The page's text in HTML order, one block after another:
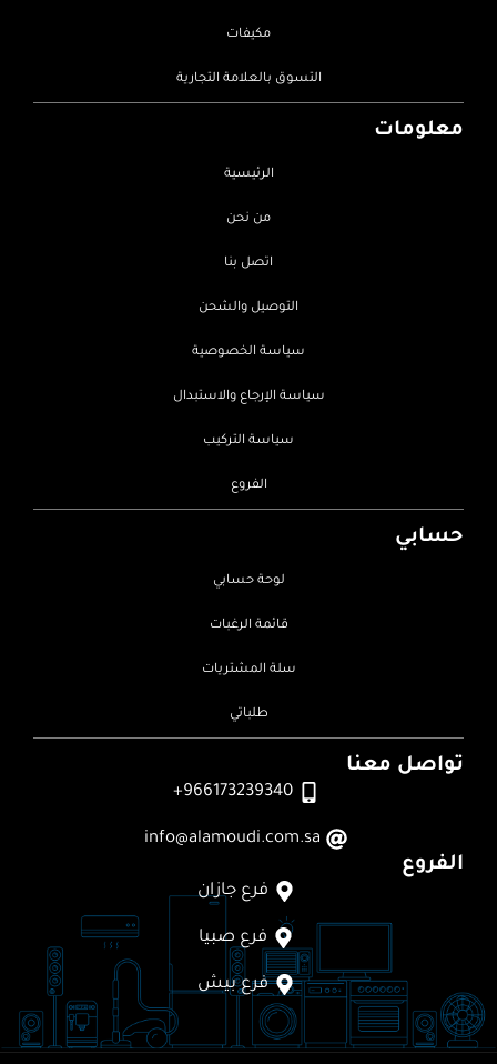
مكيفات
التسوق بالعلامة التجارية
معلومات
الرئيسية
من نحن
اتصل بنا
التوصيل والشحن
سياسة الخصوصية
سياسة الإرجاع والاستبدال
سياسة التركيب
الفروع
حسابي
لوحة حسابي
قائمة الرغبات
سلة المشتريات
طلباتي
تواصل معنا
966173239340+
info@alamoudi.com.sa
الفروع
فرع جازان
فرع صبيا
فرع بيش